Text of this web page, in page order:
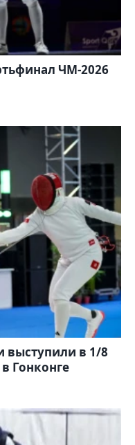
ЧМ-2026
выступили в 1/8
Гонконге